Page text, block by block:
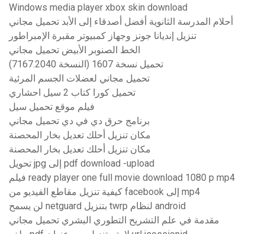
Windows media player xbox skin download
أحلام المدرسة الثانوية أفضل أصدقاء إلى الأبد تحميل مجاني
تنزيل إنديانا جونز وجهاز كمبيوتر مقبرة الإمبراطور
الخط الصنوبر الأبيض تحميل مجاني
تحميل نسخة 1607 (النسخة 7167.2040)
تحميل مجاني لعضلات الجسم المرئية
تحميل كورا كتاب 2 سيل احشاري
فيلم موقع تحميل سيل
برنامج حرق دي في دي تحميل مجاني
مكان تنزيل أحلك تعديل بخار المحصنة
مكان تنزيل أحلك تعديل بخار المحصنة
تحويل jpg إلى pdf download -upload
فيلم ready player one full movie download 1080 p mp4
كيفية تنزيل مقاطع الفيديو من facebook إلى mp4
لن يسمح netguard بتنزيل twrp لنظام android
مقدمة في علم التشريح التطوري البشري تحميل مجاني